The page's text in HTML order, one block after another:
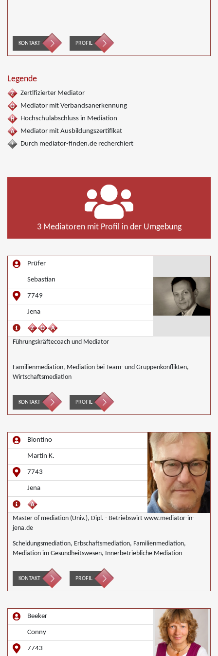
KONTAKT PROFIL
Legende
Zertifizierter Mediator
Mediator mit Verbandsanerkennung
Hochschulabschluss in Mediation
Mediator mit Ausbildungszertifikat
Durch mediator-finden.de recherchiert
3 Mediatoren mit Profil in der Umgebung
Prüfer
Sebastian
7749
Jena
Führungskräftecoach und Mediator
Familienmediation, Mediation bei Team- und Gruppenkonflikten,
Wirtschaftsmediation
KONTAKT PROFIL
Biontino
Martin K.
7743
Jena
Master of mediation (Univ.), Dipl. - Betriebswirt www.mediator-in-
jena.de
Scheidungsmediation, Erbschaftsmediation, Familienmediation,
Mediation im Gesundheitswesen, Innerbetriebliche Mediation
KONTAKT PROFIL
Beeker
Conny
7743